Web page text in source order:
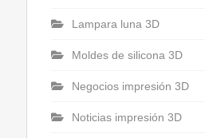
Lampara luna 3D
Moldes de silicona 3D
Negocios impresión 3D
Noticias impresión 3D